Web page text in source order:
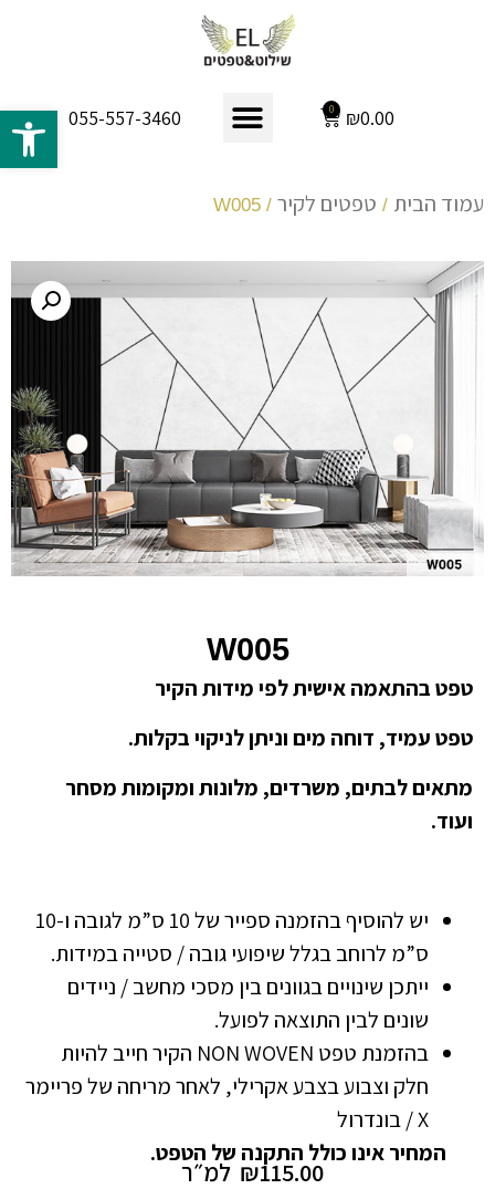
₪0.00
0
055-557-3460
עמוד הבית / טפטים לקיר / W005
W005
טפט בהתאמה אישית לפי מידות הקיר
טפט עמיד, דוחה מים וניתן לניקוי בקלות.
מתאים לבתים, משרדים, מלונות ומקומות מסחר
ועוד.
יש להוסיף בהזמנה ספייר של 10 ס”מ לגובה ו-10
ס”מ לרוחב בגלל שיפועי גובה / סטייה במידות.
ייתכן שינויים בגוונים בין מסכי מחשב / ניידים
שונים לבין התוצאה לפועל.
בהזמנת טפט NON WOVEN הקיר חייב להיות
חלק וצבוע בצבע אקרילי, לאחר מריחה של פריימר
X / בונדרול
המחיר אינו כולל התקנה של הטפט.
₪115.00 למ״ר